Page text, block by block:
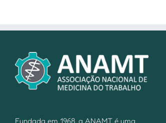
Fundada em 1968, a ANAMT é uma